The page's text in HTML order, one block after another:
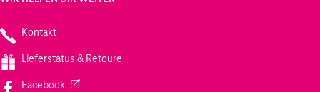
Kontakt
Lieferstatus & Retoure
Facebook(Wird in einem neuen Tab geöffnet)